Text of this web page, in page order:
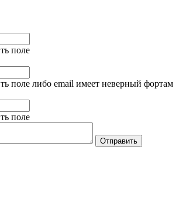
поле
поле либо email имеет неверный фортам
поле
Отправить